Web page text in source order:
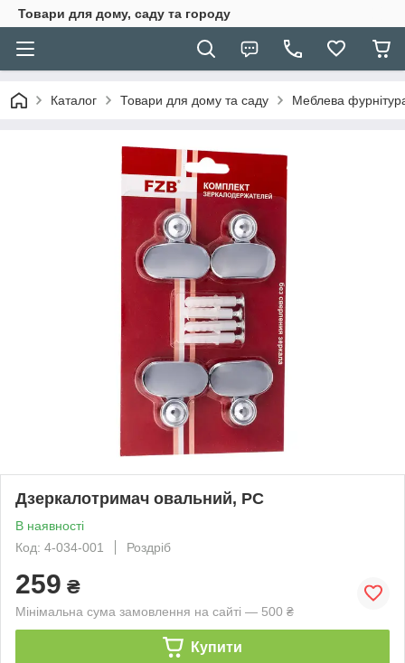
Товари для дому, саду та городу
Каталог Товари для дому та саду Меблева
Дзеркалотримач овальний, PС
В наявності
Код: 4-034-001
Роздріб
259 ₴
Мінімальна сума замовлення на сайті — 500 ₴
Купити